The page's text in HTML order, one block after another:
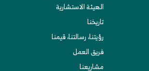
الهيئة الاستشارية
تاريخنا
رؤيتنا، رسالتنا، قيمنا
فريق العمل
مشاريعنا